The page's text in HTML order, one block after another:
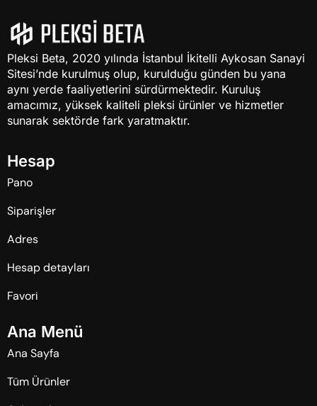
Pleksi Beta, 2020 yılında İstanbul İkitelli Aykosan Sanayi
Sitesi’nde kurulmuş olup, kurulduğu günden bu yana
aynı yerde faaliyetlerini sürdürmektedir. Kuruluş
amacımız, yüksek kaliteli pleksi ürünler ve hizmetler
sunarak sektörde fark yaratmaktır.
Hesap
Pano
Siparişler
Adres
Hesap detayları
Favori
Ana Menü
Ana Sayfa
Tüm Ürünler